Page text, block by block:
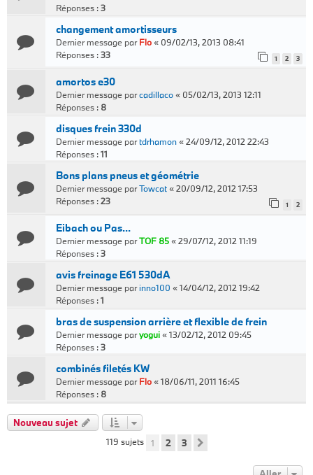
Réponses :3
changement amortisseurs
Dernier message parFlo« 09/02/13, 2013 08:41
Réponses :33 1 2 3
amortos e30
Dernier message parcadillaco« 05/02/13, 2013 12:11
Réponses : 8
disques frein 330d
Dernier message partdrhamon«24/09/12, 2012 22:43
Réponses :11
Bons plans pneus et géométrie
Dernier message parTowcat«20/09/12, 2012 17:53
Réponses :23 1 2
Eibach ou Pas...
Dernier message parTOF 85«29/07/12, 2012 11:19
Réponses :3
avis freinage E61 530dA
Dernier message parinno100 «14/04/12, 2012 19:42
Réponses :1
bras de suspension arrière et flexible de frein
Dernier message paryogui«13/02/12, 2012 09:45
Réponses :3
combinés filetés KW
Dernier message parFlo«18/06/11, 2011 16:45
Réponses : 8
Nouveau sujet
119 sujets 1 2 3